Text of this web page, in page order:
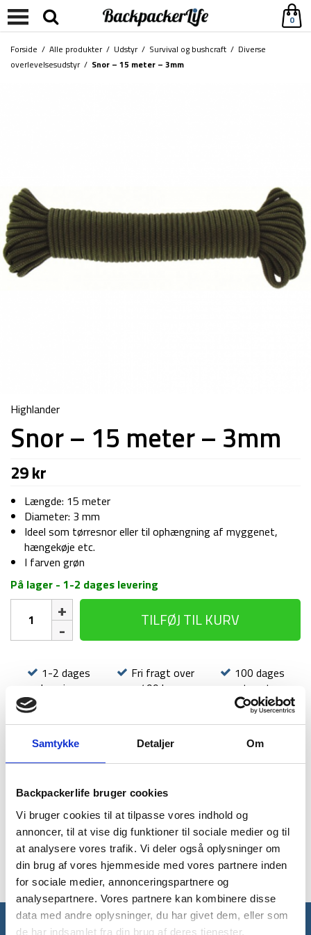
Samtykke Detaljer Om
Backpackerlife bruger cookies
Vi bruger cookies til at tilpasse vores indhold og
annoncer, til at vise dig funktioner til sociale medier og til
at analysere vores trafik. Vi deler også oplysninger om
din brug af vores hjemmeside med vores partnere inden
for sociale medier, annonceringspartnere og
analysepartnere. Vores partnere kan kombinere disse
data med andre oplysninger, du har givet dem, eller som
de har indsamlet fra din brug af deres tjenester.
0
Forside / Alle produkter/ Udstyr/ Survival og bushcraft / Diverse
overlevelsesudstyr/ Snor – 15 meter – 3mm
Highlander
Snor – 15 meter – 3mm
29kr
Længde: 15 meter
Diameter: 3 mm
Ideel som tørresnor eller til ophængning af myggenet,
hængekøje etc.
I farven grøn
På lager - 1-2 dages levering
15
antal
TILFØJ TIL KURV
1-2 dages
levering
Fri fragt over
499 kr
100 dages
returret
BESKRIVELSE BRAND
Ideel som tørresnor eller til ophængning af myggenet,
hængekøje etc. Snoren måler 15 meter i længden og 3 mm i
diameter.